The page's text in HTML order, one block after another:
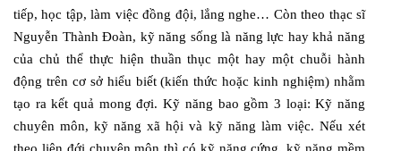
tiếp, học tập, làm việc đồng đội, lắng nghe… Còn theo thạc sĩ
Nguyễn Thành Đoàn, kỹ năng sống là năng lực hay khả năng
của chủ thể thực hiện thuần thục một hay một chuỗi hành
động trên cơ sở hiểu biết (kiến thức hoặc kinh nghiệm) nhằm
tạo ra kết quả mong đợi. Kỹ năng bao gồm 3 loại: Kỹ năng
chuyên môn, kỹ năng xã hội và kỹ năng làm việc. Nếu xét